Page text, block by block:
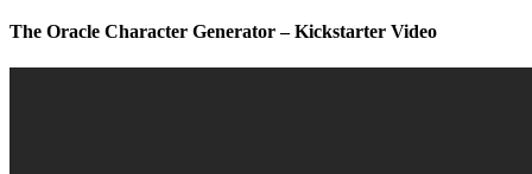
The Oracle Character Generator – Kickstarter Video